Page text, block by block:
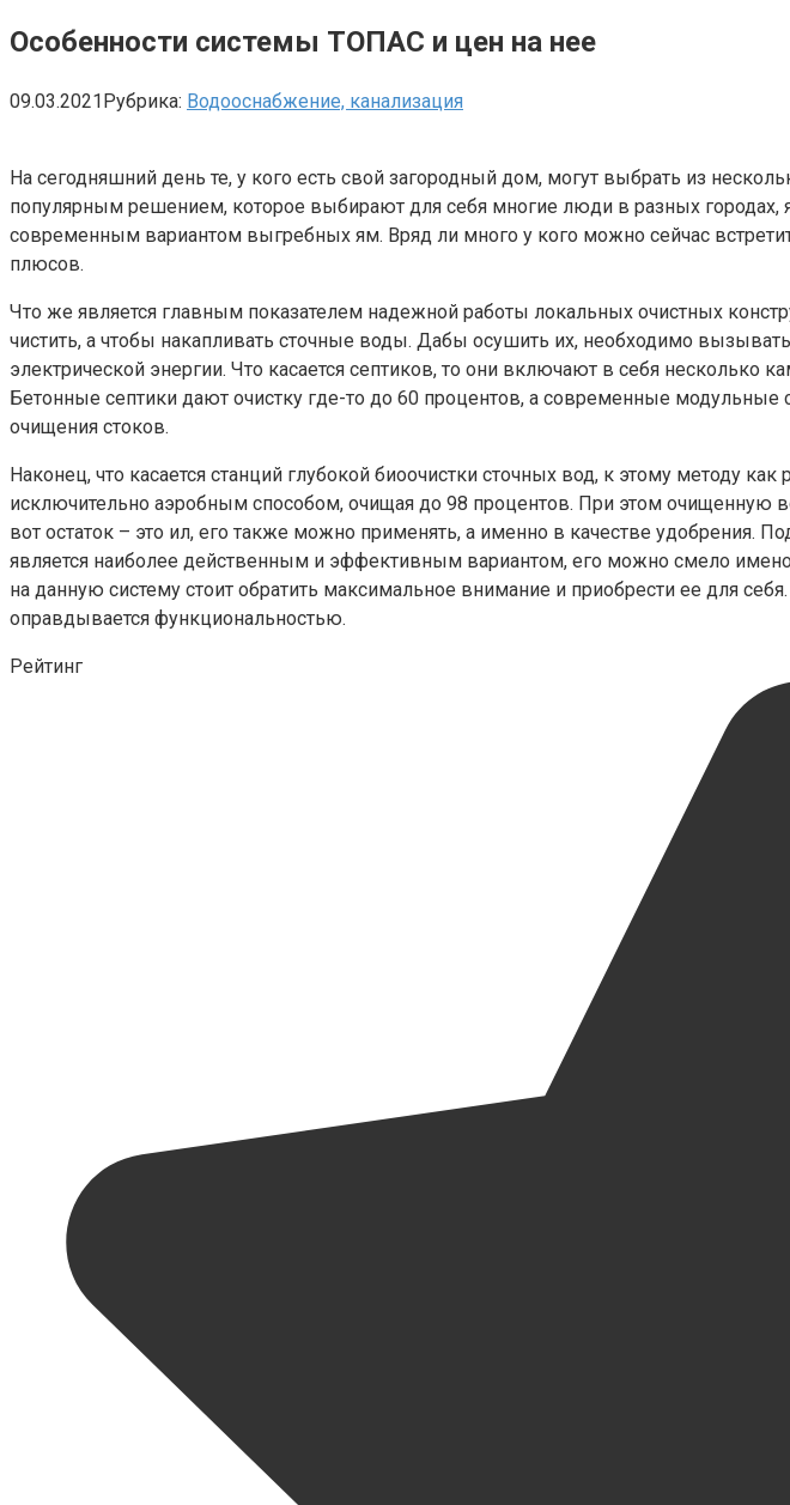
Особенности системы ТОПАС и цен на нее
09.03.2021Рубрика: Водооснабжение, канализация
На сегодняшний день те, у кого есть свой загородный дом, могут выбрать из
популярным решением, которое выбирают для себя многие люди в разных
современным вариантом выгребных ям. Вряд ли много у кого можно сейчас
плюсов.
Что же является главным показателем надежной работы локальных очистных
чистить, а чтобы накапливать сточные воды. Дабы осушить их, необходимо
электрической энергии. Что касается септиков, то они включают в себя
Бетонные септики дают очистку где-то до 60 процентов, а современные модульные
очищения стоков.
Наконец, что касается станций глубокой биоочистки сточных вод, к этому методу
исключительно аэробным способом, очищая до 98 процентов. При этом очищенную
вот остаток – это ил, его также можно применять, а именно в качестве
является наиболее действенным и эффективным вариантом, его можно смело
на данную систему стоит обратить максимальное внимание и приобрести ее для
оправдывается функциональностью.
Рейтинг